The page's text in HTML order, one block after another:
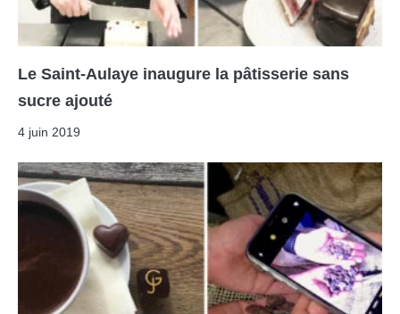
Le Saint-Aulaye inaugure la pâtisserie sans
sucre ajouté
4 juin 2019